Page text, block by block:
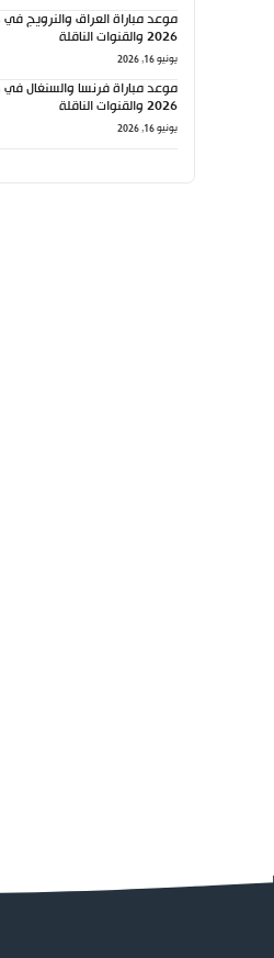
موعد مباراة العراق والنرويج
2026 والقنوات الناقلة
يونيو 16, 2026
موعد مباراة فرنسا والسنغال
2026 والقنوات الناقلة
يونيو 16, 2026